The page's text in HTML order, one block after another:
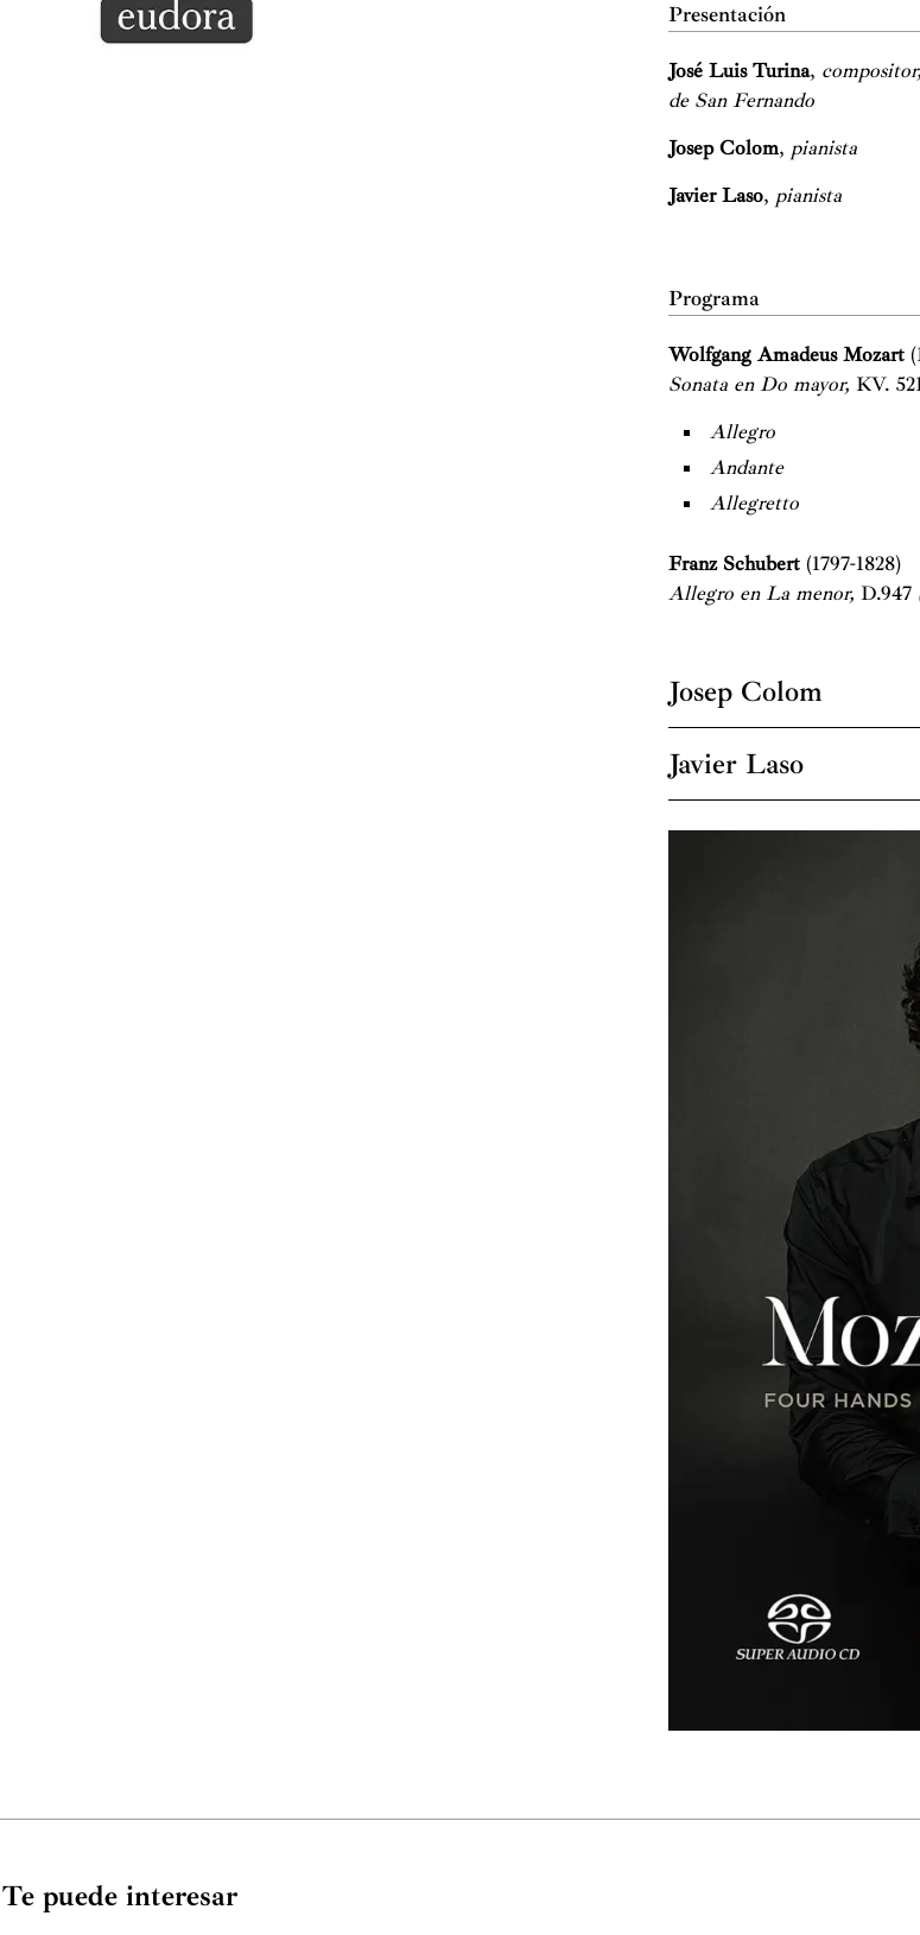
Presentación
José Luis Turina,
de San Fernando
Josep Colom, pianista
Javier Laso, pianista
Programa
Wolfgang Amadeus Mozart
Sonata en Do mayor,KV.
Allegro
Andante
Allegretto
Franz Schubert
Allegro en La menor,D.947
Josep Colom
Inició sus estudios
donde completó una sólida
importantes premios en
1998 recibió el Premio
Europa, América y Asia,
actividad camerística. Su
música española del siglo
Debussy, Fauré y Mompou.
conservatorios superiores y
Javier Laso
Budapest, perfeccionando
nacionales e
actividad profesional
ejerciendo como profesor
numerosos escenarios de
desarrollado una sólida
nominada al prestigioso
Te puede interesar